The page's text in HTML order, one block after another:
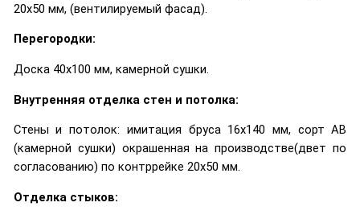
20х50 мм, (вентилируемый фасад).
Перегородки:
Доска 40х100 мм, камерной сушки.
Внутренняя отделка стен и потолка:
Стены и потолок: имитация бруса 16х140 мм, сорт АВ
(камерной сушки) окрашенная на производстве(двет по
согласованию) по контррейке 20х50 мм.
Отделка стыков: